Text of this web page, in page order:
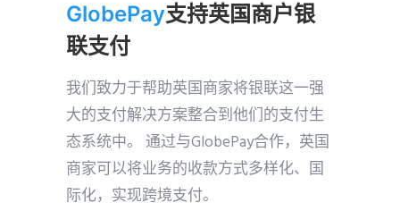
GlobePay支持英国商户银
联支付
我们致力于帮助英国商家将银联这一强
大的支付解决方案整合到他们的支付生
态系统中。 通过与GlobePay合作，英国
商家可以将业务的收款方式多样化、国
际化，实现跨境支付。